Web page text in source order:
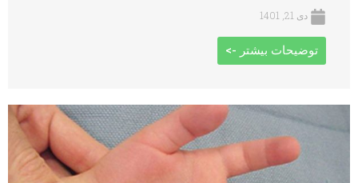
دی 21, 1401
توضیحات بیشتر ->